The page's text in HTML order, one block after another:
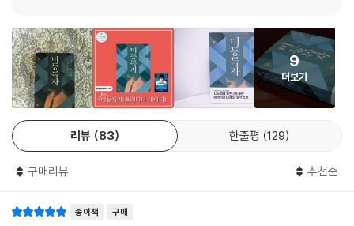
러보며 시작된다. 현장에 남은 유일한 증거는 체모 몇 가닥뿐. 그런데 ‘특수
분석연구소’의 연구원 ‘가구라’는 체모만으로 범인의 모든 정보를 예측한
다. 그 배경에는 국민에게서 채집한 DNA 정보로 이룩한 ‘DNA 수사 시스
템’이 있었고, 시스템 덕분에 검거율은 반등한다. 그러나 ‘NOT FOUND일
치하는 정보 없음’로 처리되는 사건이 거듭되던 어느 날, 시스템 개발자가
갑작스럽게 살해당하는데…….
‘도주’와 ‘NOT FOUND’ 사건의 진실을 파헤치는 형사 아사마 레이지의
론 주인공으로 삼아도 충분해 보일 만큼 생동감과 매력이 넘치고, 첫 대면
9
더보기
리뷰 83 한줄평 129
구매리뷰 추천순
종이책 구매